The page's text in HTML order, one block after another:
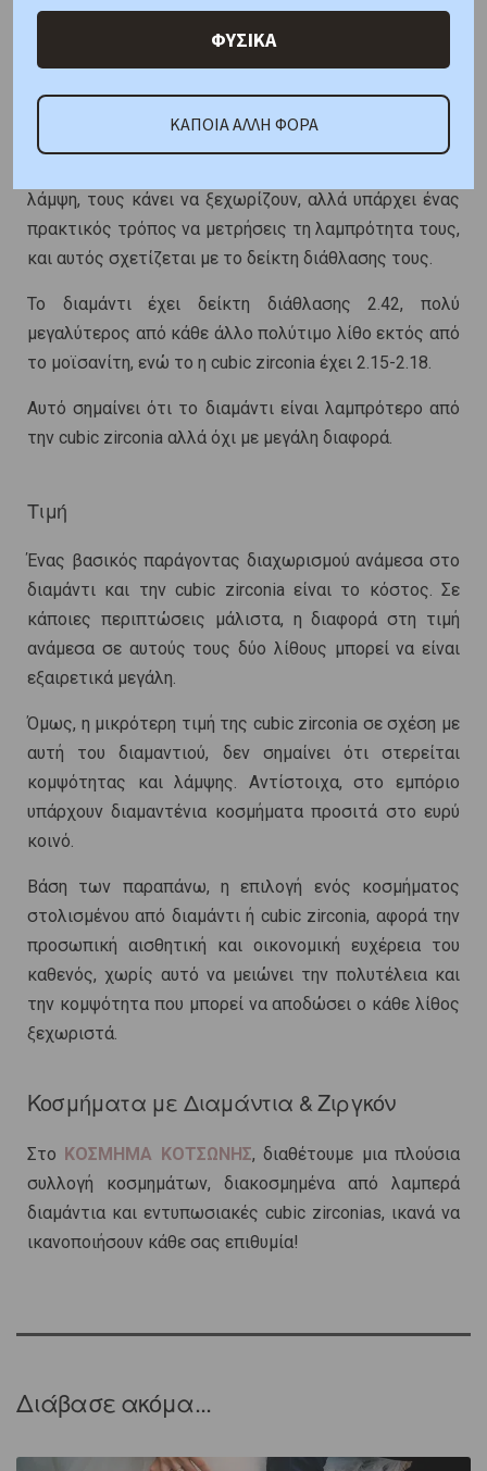
εσωτερική ατέλεια με αποτέλεσμα να μην
επηρεάζεται η καθαρότητα και το χρώμα της.
λάμψη, τους κάνει να ξεχωρίζουν, αλλά υπάρχει ένας
πρακτικός τρόπος να μετρήσεις τη λαμπρότητα τους,
και αυτός σχετίζεται με το δείκτη διάθλασης τους.
Το διαμάντι έχει δείκτη διάθλασης 2.42, πολύ
μεγαλύτερος από κάθε άλλο πολύτιμο λίθο εκτός από
το μοϊσανίτη, ενώ το η cubic zirconia έχει 2.15-2.18.
Αυτό σημαίνει ότι το διαμάντι είναι λαμπρότερο από
την cubic zirconia αλλά όχι με μεγάλη διαφορά.
Τιμή
Ένας βασικός παράγοντας διαχωρισμού ανάμεσα στο
διαμάντι και την cubic zirconia είναι το κόστος. Σε
κάποιες περιπτώσεις μάλιστα, η διαφορά στη τιμή
ανάμεσα σε αυτούς τους δύο λίθους μπορεί να είναι
εξαιρετικά μεγάλη.
Όμως, η μικρότερη τιμή της cubic zirconia σε σχέση με
αυτή του διαμαντιού, δεν σημαίνει ότι στερείται
κομψότητας και λάμψης. Αντίστοιχα, στο εμπόριο
υπάρχουν διαμαντένια κοσμήματα προσιτά στο ευρύ
κοινό.
Βάση των παραπάνω, η επιλογή ενός κοσμήματος
στολισμένου από διαμάντι ή cubic zirconia, αφορά την
προσωπική αισθητική και οικονομική ευχέρεια του
καθενός, χωρίς αυτό να μειώνει την πολυτέλεια και
την κομψότητα που μπορεί να αποδώσει ο κάθε λίθος
ξεχωριστά.
Κοσμήματα με Διαμάντια & Ζιργκόν
Στο ΚΟΣΜΗΜΑ ΚΟΤΣΩΝΗΣ, διαθέτουμε μια πλούσια
συλλογή κοσμημάτων, διακοσμημένα από λαμπερά
διαμάντια και εντυπωσιακές cubic zirconias, ικανά να
ικανοποιήσουν κάθε σας επιθυμία!
Διάβασε ακόμα...
ΦΥΣΙΚΑ
ΚΑΠΟΙΑ ΑΛΛΗ ΦΟΡΑ